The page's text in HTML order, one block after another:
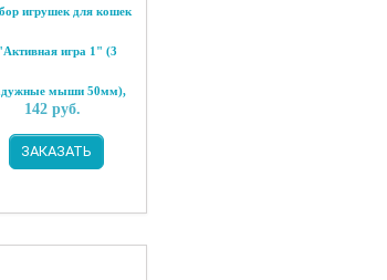
игрушек для кошек
игра 1" (3
мыши 50мм),
142 руб.
ЗАКАЗАТЬ